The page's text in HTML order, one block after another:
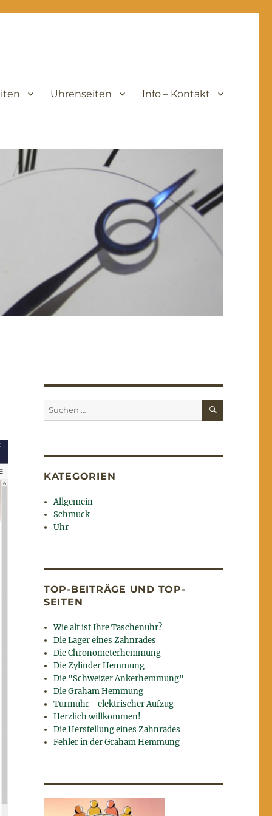
Uhrenseiten Info – Kontakt
Suchen
nach:
SUCHEN
KATEGORIEN
Allgemein
Schmuck
Uhr
TOP-BEITRÄGE UND TOP-
SEITEN
Wie alt ist Ihre Taschenuhr?
Die Lager eines Zahnrades
Die Chronometerhemmung
Die Zylinder Hemmung
Die "Schweizer Ankerhemmung"
Die Graham Hemmung
Turmuhr - elektrischer Aufzug
Herzlich willkommen!
Die Herstellung eines Zahnrades
Fehler in der Graham Hemmung